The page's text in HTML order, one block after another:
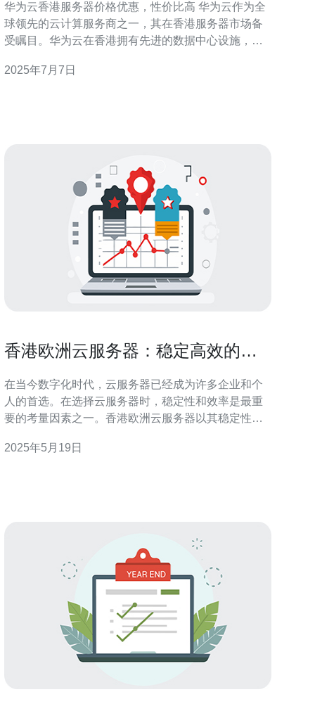
华为云香港服务器价格优惠，性价比高 华为云作为全
球领先的云计算服务商之一，其在香港服务器市场备
受瞩目。华为云在香港拥有先进的数据中心设施，提
还拥有优质的网络基础设施，确保用户能够获得高速
2025年7月7日
香港欧洲云服务器：稳定高效的选
在当今数字化时代，云服务器已经成为许多企业和个
人的首选。在选择云服务器时，稳定性和效率是最重
要的考量因素之一。香港欧洲云服务器以其稳定性和
了可靠的基础设施，确保用户的数据安全和稳定性。
2025年5月19日